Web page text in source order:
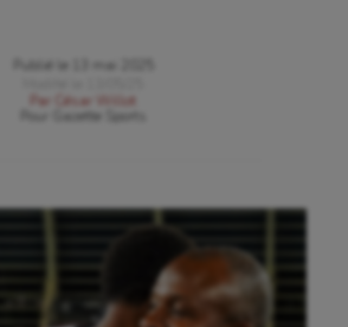
Publié le
13 mai 2025
Par
César Willot
Gazette Sports